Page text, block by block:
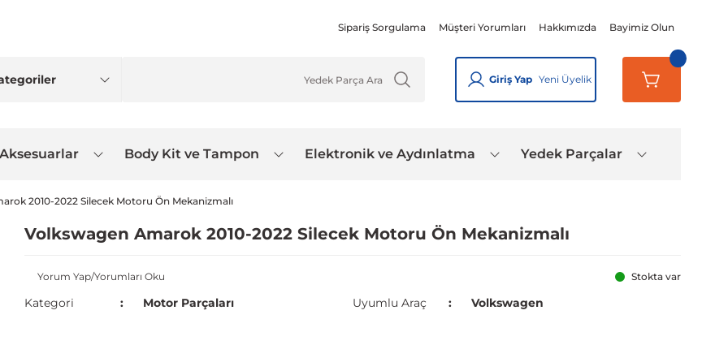
Sipariş Sorgulama Müşteri Yorumları Hakkımızda Bayimiz Olun
Giriş Yap Yeni Üyelik
Aksesuarlar Body Kit ve Tampon Elektronik ve Aydınlatma Yedek Parçalar
2010-2022 Silecek Motoru Ön Mekanizmalı
Volkswagen Amarok 2010-2022 Silecek Motoru Ön Mekanizmalı
Yorum Yap/Yorumları Oku Stokta var
Kategori Motor Parçaları Uyumlu Araç Volkswagen